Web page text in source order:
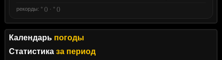
рекорды: ° () · ° ()
Календарь погоды
Статистика за период